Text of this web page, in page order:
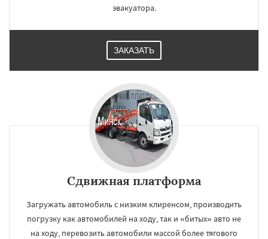
эвакуатора.
ЗАКАЗАТЬ
Сдвижная платформа
Загружать автомобиль с низким клиренсом, производить
погрузку как автомобилей на ходу, так и «битых» авто не
на ходу, перевозить автомобили массой более тягового